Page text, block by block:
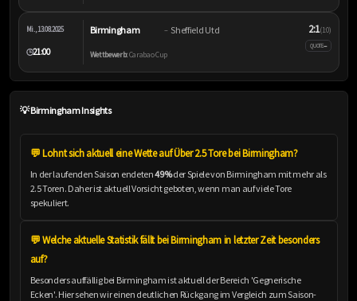
Mi., 13.08.2025
🕒21:00
Birmingham – Sheffield Utd
Wettbewerb:Carabao Cup
2:1(1:0)
QUOTE–
💡 Birmingham Insights
💬 Lohnt sich aktuell eine Wette auf Über 2.5 Tore bei Birmingham?
In der laufenden Saison endeten49%der Spiele von Birmingham mit mehr als
2.5 Toren. Daher ist aktuell Vorsicht geboten, wenn man auf viele Tore
spekuliert.
💬 Welche aktuelle Statistik fällt bei Birmingham in letzter Zeit besonders
auf?
Besonders auffällig bei Birmingham ist aktuell der Bereich 'Gegnerische
Ecken'. Hier sehen wir einen deutlichen Rückgang im Vergleich zum Saison-